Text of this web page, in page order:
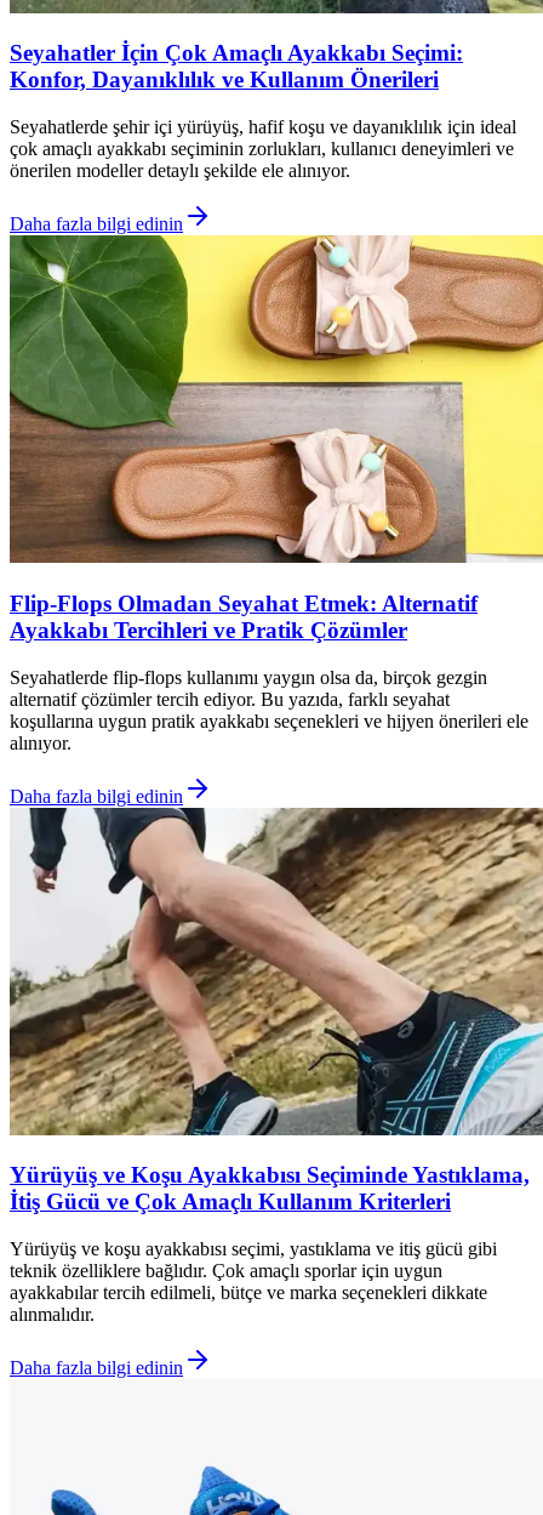
Seyahatler İçin Çok Amaçlı Ayakkabı Seçimi:
Konfor, Dayanıklılık ve Kullanım Önerileri
Seyahatlerde şehir içi yürüyüş, hafif koşu ve dayanıklılık için ideal
çok amaçlı ayakkabı seçiminin zorlukları, kullanıcı deneyimleri ve
önerilen modeller detaylı şekilde ele alınıyor.
Daha fazla bilgi edinin
Flip-Flops Olmadan Seyahat Etmek: Alternatif
Ayakkabı Tercihleri ve Pratik Çözümler
Seyahatlerde flip-flops kullanımı yaygın olsa da, birçok gezgin
alternatif çözümler tercih ediyor. Bu yazıda, farklı seyahat
koşullarına uygun pratik ayakkabı seçenekleri ve hijyen önerileri ele
alınıyor.
Daha fazla bilgi edinin
Yürüyüş ve Koşu Ayakkabısı Seçiminde Yastıklama,
İtiş Gücü ve Çok Amaçlı Kullanım Kriterleri
Yürüyüş ve koşu ayakkabısı seçimi, yastıklama ve itiş gücü gibi
teknik özelliklere bağlıdır. Çok amaçlı sporlar için uygun
ayakkabılar tercih edilmeli, bütçe ve marka seçenekleri dikkate
alınmalıdır.
Daha fazla bilgi edinin